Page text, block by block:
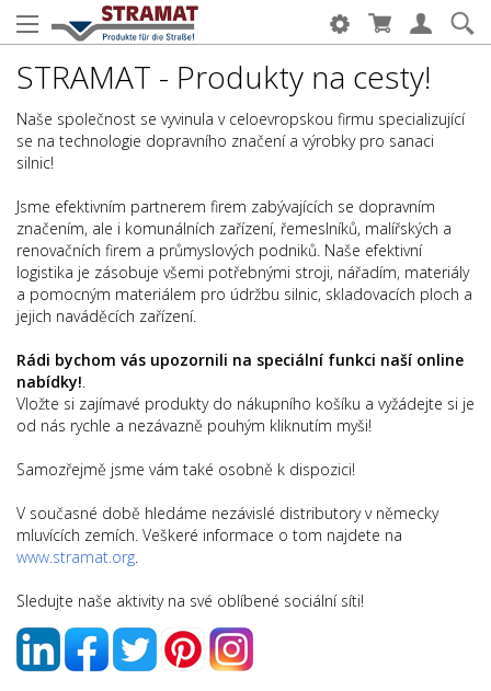
STRAMAT - Produkty na cesty!
Naše společnost se vyvinula v celoevropskou firmu specializující
se na technologie dopravního značení a výrobky pro sanaci
silnic!
Jsme efektivním partnerem firem zabývajících se dopravním
značením, ale i komunálních zařízení, řemeslníků, malířských a
renovačních firem a průmyslových podniků. Naše efektivní
logistika je zásobuje všemi potřebnými stroji, nářadím, materiály
a pomocným materiálem pro údržbu silnic, skladovacích ploch a
jejich naváděcích zařízení.
Rádi bychom vás upozornili na speciální funkci naší online
nabídky!.
Vložte si zajímavé produkty do nákupního košíku a vyžádejte si je
od nás rychle a nezávazně pouhým kliknutím myši!
Samozřejmě jsme vám také osobně k dispozici!
V současné době hledáme nezávislé distributory v německy
mluvících zemích. Veškeré informace o tom najdete na
www.stramat.org.
Sledujte naše aktivity na své oblíbené sociální síti!